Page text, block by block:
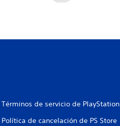
Términos de servicio de PlayStation
Política de cancelación de PS Store